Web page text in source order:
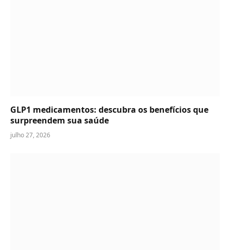
GLP1 medicamentos: descubra os benefícios que
surpreendem sua saúde
julho 27, 2026